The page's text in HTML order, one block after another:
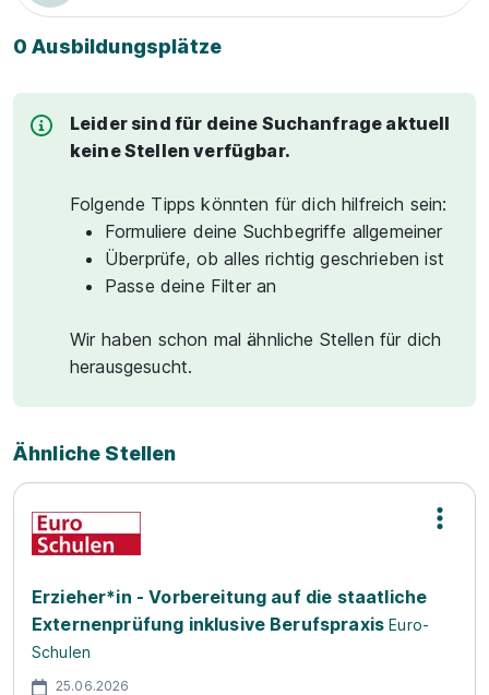
0 Ausbildungsplätze
Leider sind für deine Suchanfrage aktuell
keine Stellen verfügbar.
Folgende Tipps könnten für dich hilfreich sein:
Formuliere deine Suchbegriffe allgemeiner
Überprüfe, ob alles richtig geschrieben ist
Passe deine Filter an
Wir haben schon mal ähnliche Stellen für dich
herausgesucht.
Ähnliche Stellen
Erzieher*in - Vorbereitung auf die staatliche
Externenprüfung inklusive Berufspraxis Euro-
Schulen
25.06.2026